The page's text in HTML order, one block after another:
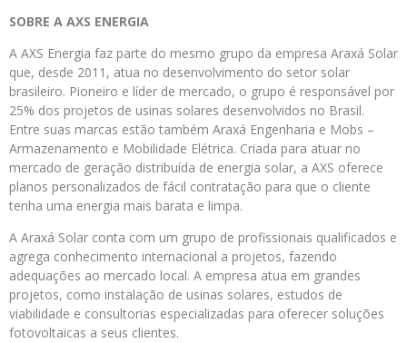
SOBRE A AXS ENERGIA
A AXS Energia faz parte do mesmo grupo da empresa Araxá Solar
que, desde 2011, atua no desenvolvimento do setor solar
brasileiro. Pioneiro e líder de mercado, o grupo é responsável por
25% dos projetos de usinas solares desenvolvidos no Brasil.
Entre suas marcas estão também Araxá Engenharia e Mobs –
Armazenamento e Mobilidade Elétrica. Criada para atuar no
mercado de geração distribuída de energia solar, a AXS oferece
planos personalizados de fácil contratação para que o cliente
tenha uma energia mais barata e limpa.
A Araxá Solar conta com um grupo de profissionais qualificados e
agrega conhecimento internacional a projetos, fazendo
adequações ao mercado local. A empresa atua em grandes
projetos, como instalação de usinas solares, estudos de
viabilidade e consultorias especializadas para oferecer soluções
fotovoltaicas a seus clientes.